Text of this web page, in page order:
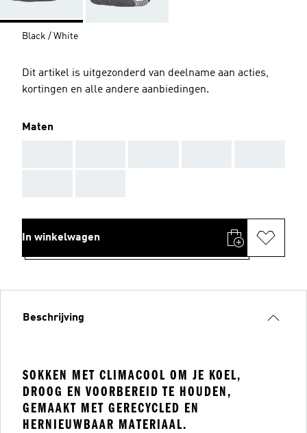
Black / White
Dit artikel is uitgezonderd van deelname aan acties,
kortingen en alle andere aanbiedingen.
Maten
In winkelwagen
Beschrijving
SOKKEN MET CLIMACOOL OM JE KOEL,
DROOG EN VOORBEREID TE HOUDEN,
GEMAAKT MET GERECYCLED EN
HERNIEUWBAAR MATERIAAL.